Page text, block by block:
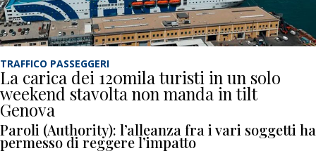
TRAFFICO PASSEGGERI
La carica dei 120mila turisti in un solo
weekend stavolta non manda in tilt
Genova
Paroli (Authority): l’alleanza fra i vari soggetti ha
permesso di reggere l’impatto